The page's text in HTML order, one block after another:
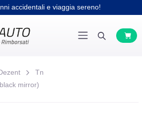
accidentali e viaggia sereno!
Tn
mirror)